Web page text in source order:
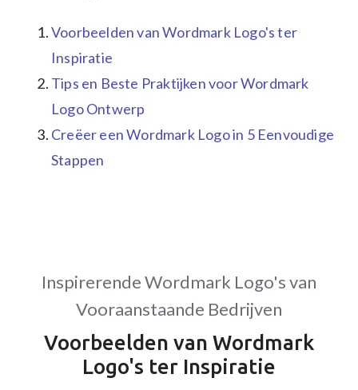
Voorbeelden van Wordmark Logo's ter
Inspiratie
Tips en Beste Praktijken voor Wordmark
Logo Ontwerp
Creëer een Wordmark Logo in 5 Eenvoudige
Stappen
Inspirerende Wordmark Logo's van
Vooraanstaande Bedrijven
Voorbeelden van Wordmark
Logo's ter Inspiratie